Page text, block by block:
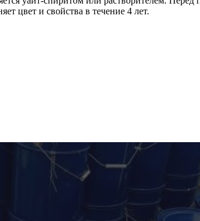
цвет и свойства в течение 4 лет.